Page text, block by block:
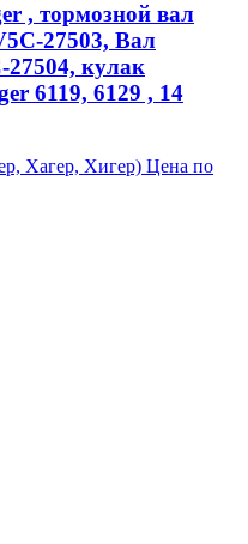
, тормозной вал
27503, Вал
кулак
6119, 6129 , 14
Хагер, Хигер) Цена по